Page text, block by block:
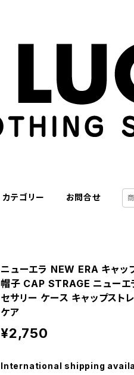
カテゴリー お問合せ
ニューエラ NEW ERA キャッ
帽子 CAP STRAGE ニューエ
セサリー ケース キャップスト
ケア
¥2,750
International shipping